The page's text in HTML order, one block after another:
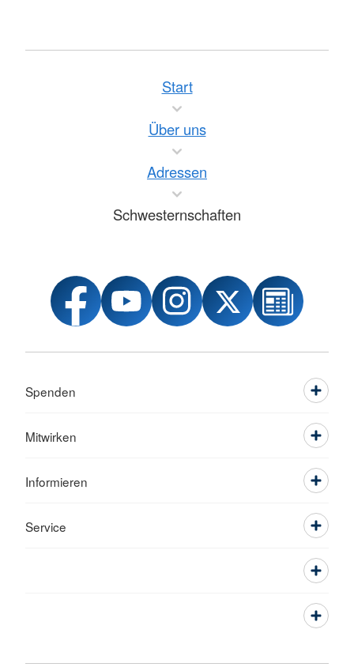
Start
Über uns
Adressen
Schwesternschaften
Spenden
Mitwirken
Informieren
Service